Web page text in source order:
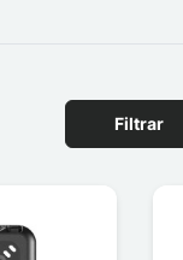
Filtrar